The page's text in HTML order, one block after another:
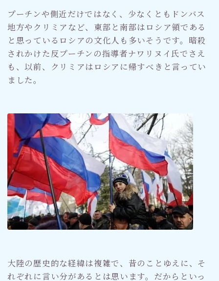
プーチンや側近だけではなく、少なくともドンバス
地方やクリミアなど、東部と南部はロシア領である
と思っているロシアの文化人も多いそうです。暗殺
されかけた反プーチンの指導者ナワリヌイ氏でさえ
も、以前、クリミアはロシアに帰すべきと言ってい
ました。
大陸の歴史的な経緯は複雑で、昔のことゆえに、そ
れぞれに言い分があるとは思います。だからといっ